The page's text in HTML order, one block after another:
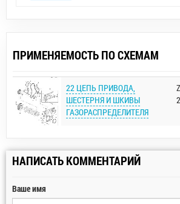
ПРИМЕНЯЕМОСТЬ ПО СХЕМАМ
22 ЦЕПЬ ПРИВОДА,
ШЕСТЕРНЯ И ШКИВЫ
ГАЗОРАСПРЕДЕЛИТЕЛЯ
НАПИСАТЬ КОММЕНТАРИЙ
Ваше имя